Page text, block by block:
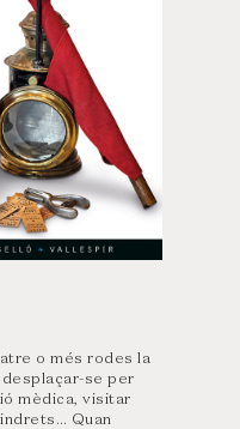
o més rodes la
se per
mèdica, visitar
Quan